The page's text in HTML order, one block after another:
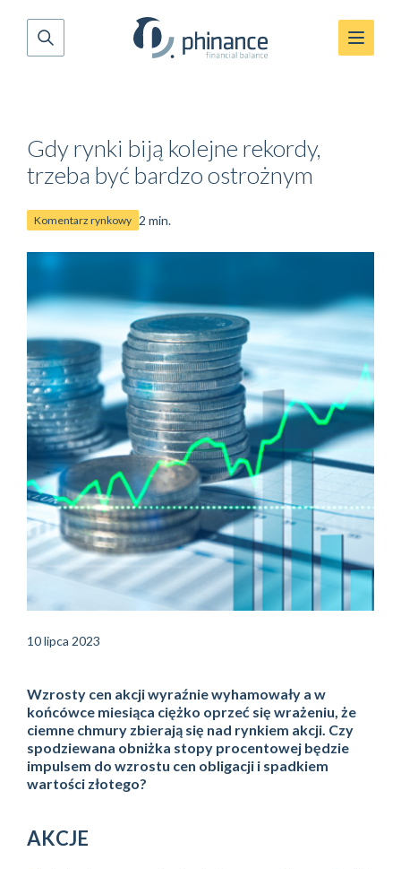
Gdy rynki biją kolejne rekordy,
trzeba być bardzo ostrożnym
Komentarz rynkowy 2 min.
10 lipca 2023
Wzrosty cen akcji wyraźnie wyhamowały a w
końcówce miesiąca ciężko oprzeć się wrażeniu, że
ciemne chmury zbierają się nad rynkiem akcji. Czy
spodziewana obniżka stopy procentowej będzie
impulsem do wzrostu cen obligacji i spadkiem
wartości złotego?
AKCJE